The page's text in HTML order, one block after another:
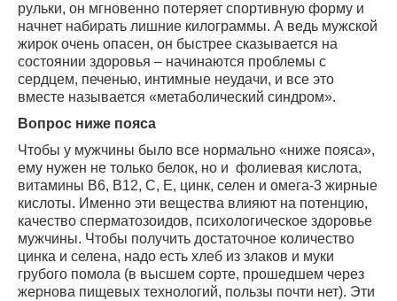
рульки, он мгновенно потеряет спортивную форму и
начнет набирать лишние килограммы. А ведь мужской
жирок очень опасен, он быстрее сказывается на
состоянии здоровья – начинаются проблемы с
сердцем, печенью, интимные неудачи, и все это
вместе называется «метаболический синдром».
Вопрос ниже пояса
Чтобы у мужчины было все нормально «ниже пояса»,
ему нужен не только белок, но и фолиевая кислота,
витамины В6, В12, С, Е, цинк, селен и омега-3 жирные
кислоты. Именно эти вещества влияют на потенцию,
качество сперматозоидов, психологическое здоровье
мужчины. Чтобы получить достаточное количество
цинка и селена, надо есть хлеб из злаков и муки
грубого помола (в высшем сорте, прошедшем через
жернова пищевых технологий, пользы почти нет). Эти